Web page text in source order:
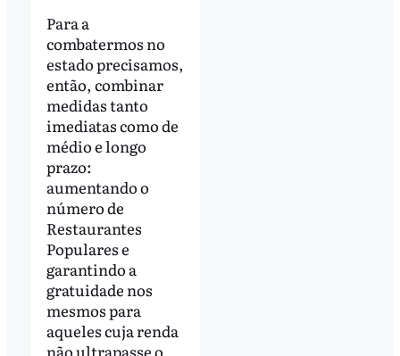
Para a
combatermos no
estado precisamos,
então, combinar
medidas tanto
imediatas como de
médio e longo
prazo:
aumentando o
número de
Restaurantes
Populares e
garantindo a
gratuidade nos
mesmos para
aqueles cuja renda
não ultrapasse o